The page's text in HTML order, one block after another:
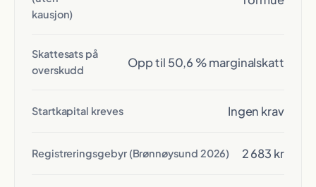
kausjon)
Skattesats på
overskudd
Opp til 50,6 % marginalskatt
Startkapital kreves Ingen krav
Registreringsgebyr (Brønnøysund 2026) 2 683 kr